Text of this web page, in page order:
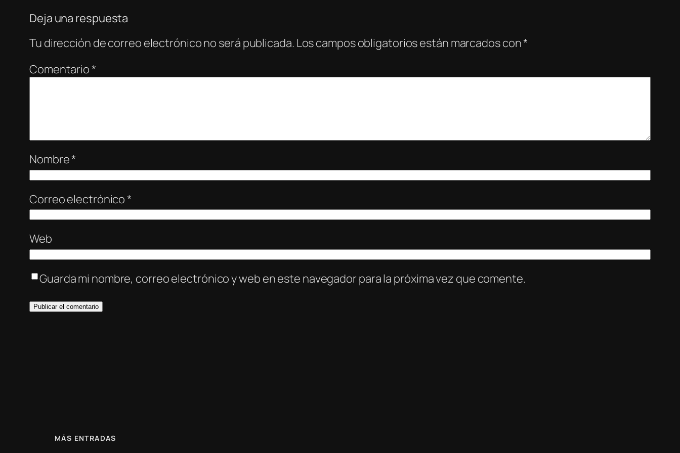
Deja una respuesta
Tu dirección de correo electrónico no será publicada. Los campos obligatorios están marcados con*
Comentario *
Nombre*
Correo electrónico *
Web
Guarda mi nombre, correo electrónico y web en este navegador para la próxima vez que comente.
MÁS ENTRADAS